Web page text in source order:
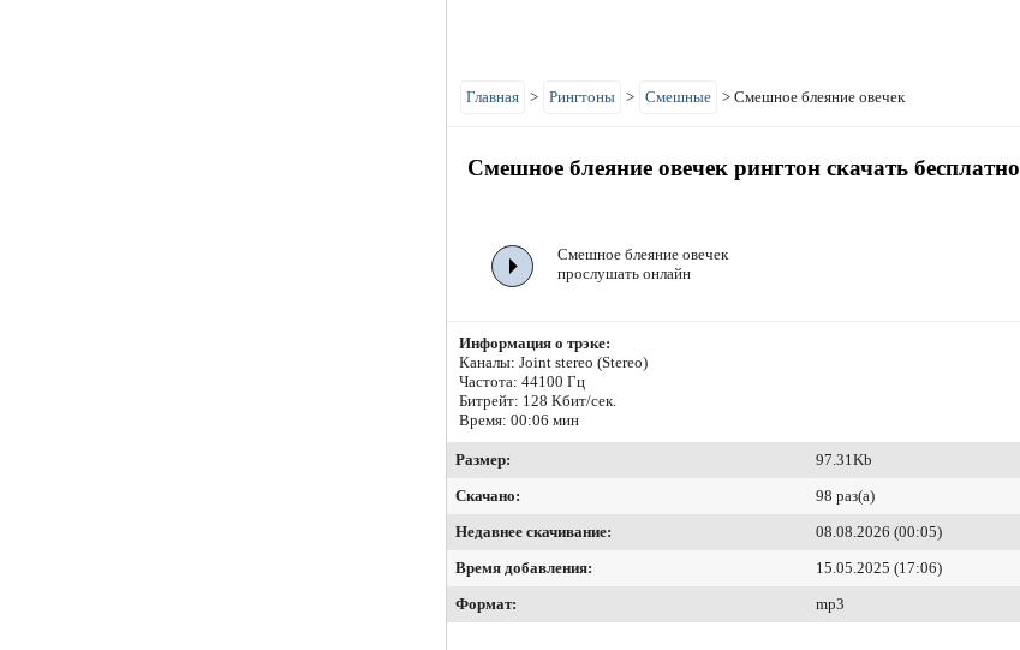
Главная > Рингтоны > Смешные > Смешное блеяние овечек
Смешное блеяние овечек рингтон скачать бесплатно
Смешное блеяние овечек
прослушать онлайн
Информация о трэке:
Каналы: Joint stereo (Stereo)
Частота: 44100 Гц
Битрейт: 128 Кбит/сек.
Время: 00:06 мин
Размер:
97.31Kb
Скачано:
98 раз(а)
Недавнее скачивание:
08.08.2026 (00:05)
Время добавления:
15.05.2025 (17:06)
Формат:
mp3